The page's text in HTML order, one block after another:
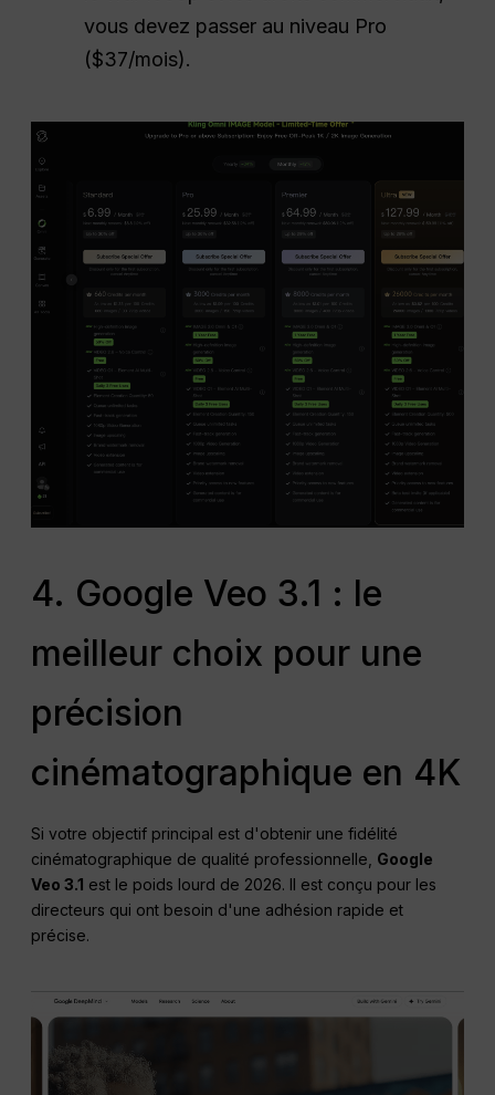
vous devez passer au niveau Pro
($37/mois).
4. Google Veo 3.1 : le
meilleur choix pour une
précision
cinématographique en 4K
Si votre objectif principal est d'obtenir une fidélité
cinématographique de qualité professionnelle, Google
Veo 3.1 est le poids lourd de 2026. Il est conçu pour les
directeurs qui ont besoin d'une adhésion rapide et
précise.